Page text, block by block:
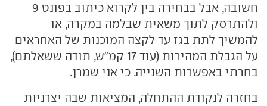
חשובה, אבל בבחירה בין לקרוא כיתוב בפונט 9
ולהתרסק לתוך משאית שבלמה במקרה, או
להמשיך לתת בגז עד לקצה המוכנות של האחראים
על הגבלת המהירות (עוד 17 קמ"ש, תודה ששאלתם),
בחרתי באפשרות השנייה. כי אני שמרן.
בחזרה לנקודת ההתחלה, המציאות שבה יצרניות